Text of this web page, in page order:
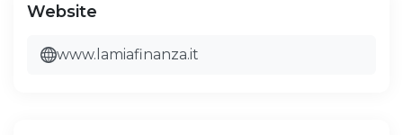
Website
www.lamiafinanza.it